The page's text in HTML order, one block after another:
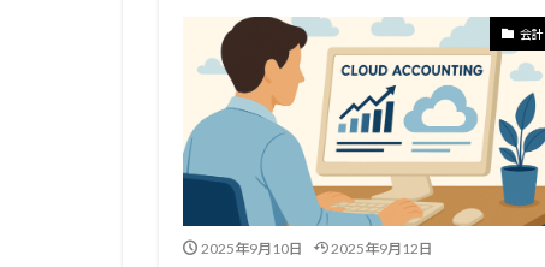
会計
2025年9月10日 2025年9月12日